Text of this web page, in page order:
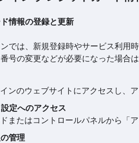
情報の登録と更新
では、新規登録時やサービス利用
号の変更などが必要になった場合
ンのウェブサイトにアクセスし、
定へのアクセス
またはコントロールパネルから「
管理